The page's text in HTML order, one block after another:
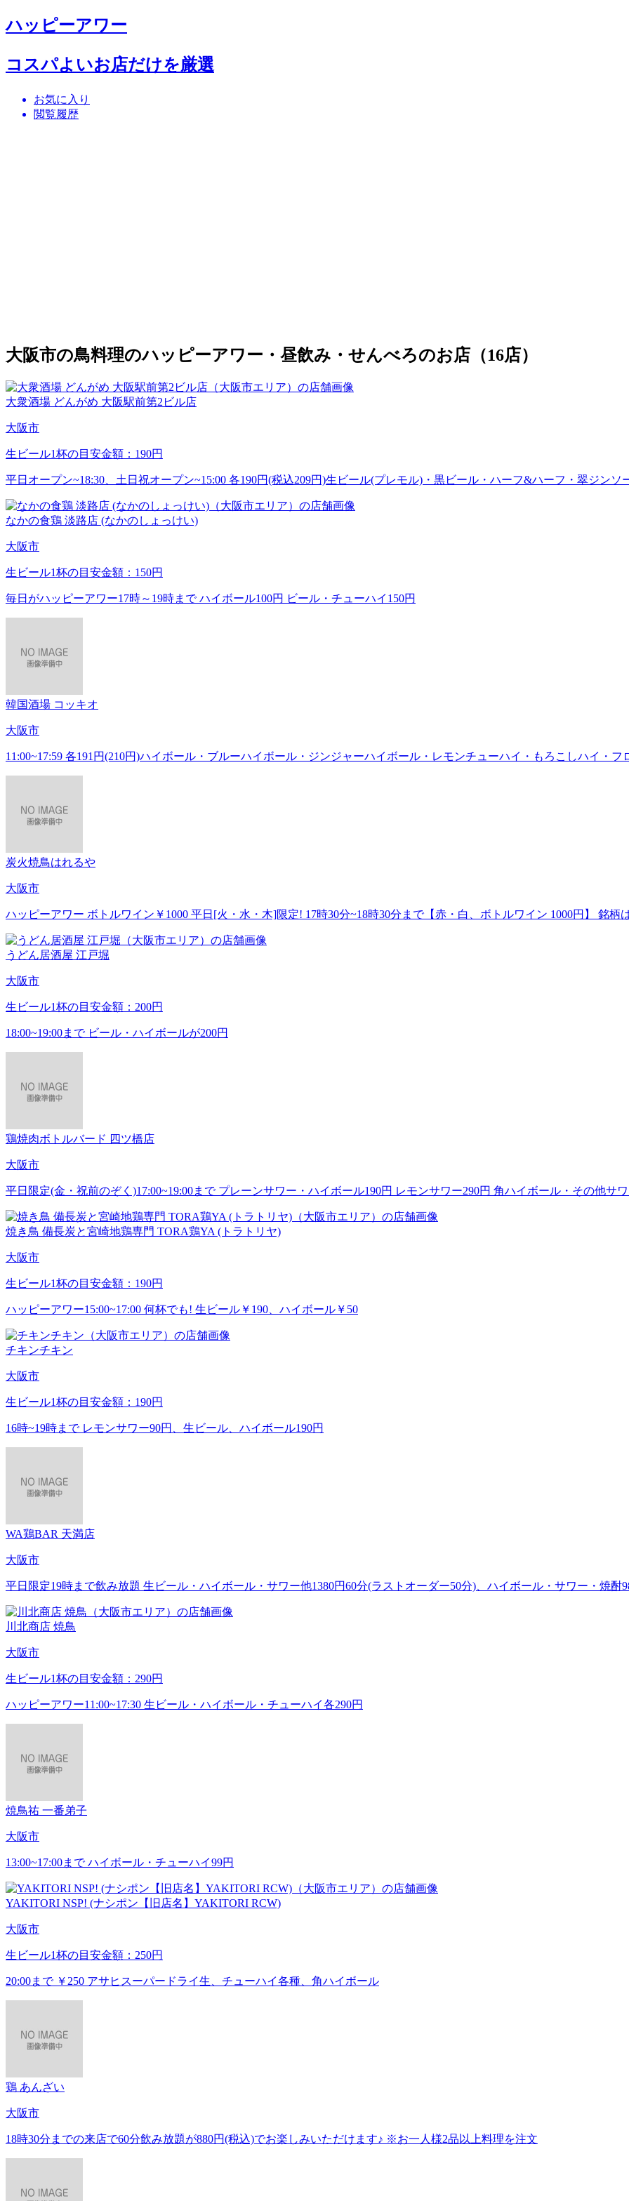
ハッピーアワー
コスパよいお店だけを厳選
お気に入り
閲覧履歴
大阪市の鳥料理のハッピーアワー・昼飲み・せんべろのお店（16店）
大衆酒場 どんがめ 大阪駅前第2ビル店
大阪市
生ビール1杯の目安金額：190円
平日オープン~18:30、土日祝オープン~15:00 各190円(税込209円)生ビール(プレモル)・黒ビール・ハーフ&ハーフ・翠ジンソ
なかの食鶏 淡路店 (なかのしょっけい)
大阪市
生ビール1杯の目安金額：150円
毎日がハッピーアワー17時～19時まで ハイボール100円 ビール・チューハイ150円
韓国酒場 コッキオ
大阪市
11:00~17:59 各191円(210円)ハイボール・ブルーハイボール・ジンジャーハイボール・レモンチューハイ・もろこしハイ・
炭火焼鳥はれるや
大阪市
ハッピーアワー ボトルワイン￥1000 平日[火・水・木]限定! 17時30分~18時30分まで【赤・白、ボトルワイン 1000円】 銘柄
うどん居酒屋 江戸堀
大阪市
生ビール1杯の目安金額：200円
18:00~19:00まで ビール・ハイボールが200円
鶏焼肉ボトルバード 四ツ橋店
大阪市
平日限定(金・祝前のぞく)17:00~19:00まで プレーンサワー・ハイボール190円 レモンサワー290円 角ハイボール・その他サワ
焼き鳥 備長炭と宮崎地鶏専門 TORA鶏YA (トラトリヤ)
大阪市
生ビール1杯の目安金額：190円
ハッピーアワー15:00~17:00 何杯でも! 生ビール￥190、ハイボール￥50
チキンチキン
大阪市
生ビール1杯の目安金額：190円
16時~19時まで レモンサワー90円、生ビール、ハイボール190円
WA鶏BAR 天満店
大阪市
平日限定19時まで飲み放題 生ビール・ハイボール・サワー他1380円60分(ラストオーダー50分)、ハイボール・サワー・焼酎
川北商店 焼鳥
大阪市
生ビール1杯の目安金額：290円
ハッピーアワー11:00~17:30 生ビール・ハイボール・チューハイ各290円
焼鳥祐 一番弟子
大阪市
13:00~17:00まで ハイボール・チューハイ99円
YAKITORI NSP! (ナシポン【旧店名】YAKITORI RCW)
大阪市
生ビール1杯の目安金額：250円
20:00まで ￥250 アサヒスーパードライ生、チューハイ各種、角ハイボール
鶏 あんざい
大阪市
18時30分までの来店で60分飲み放題が880円(税込)でお楽しみいただけます♪ ※お一人様2品以上料理を注文